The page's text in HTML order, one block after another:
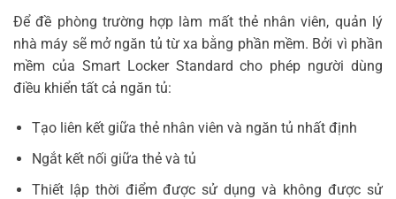
Để đề phòng trường hợp làm mất thẻ nhân viên, quản lý
nhà máy sẽ mở ngăn tủ từ xa bằng phần mềm. Bởi vì phần
mềm của Smart Locker Standard cho phép người dùng
điều khiển tất cả ngăn tủ:
Tạo liên kết giữa thẻ nhân viên và ngăn tủ nhất định
Ngắt kết nối giữa thẻ và tủ
Thiết lập thời điểm được sử dụng và không được sử